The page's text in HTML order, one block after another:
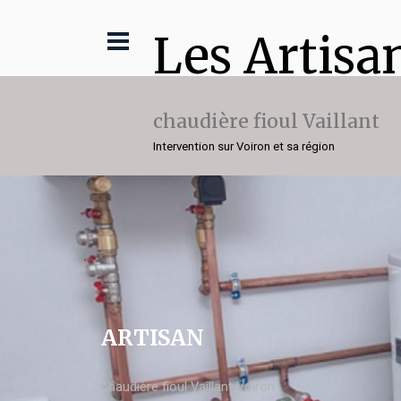
Les
chaudière fioul Vaillant
Intervention sur Voiron et sa région
ARTISAN
chaudière fioul Vaillant Voiron